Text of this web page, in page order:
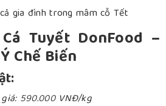
gia đình trong mâm cỗ Tết
Tuyết DonFood –
Chế Biến
giá: 590.000 VNĐ/kg